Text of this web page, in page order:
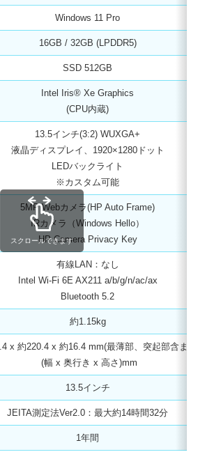
Windows 11 Pro
16GB / 32GB (LPDDR5)
SSD 512GB
Intel Iris® Xe Graphics
(CPU内蔵)
13.5インチ(3:2) WUXGA+
液晶ディスプレイ、1920×1280ドット
LEDバックライト
※カスタム可能
5MP Webカメラ(HP Auto Frame)
IRカメラ（Windows Hello）
HP Camera Privacy Key
有線LAN：なし
Intel Wi-Fi 6E AX211 a/b/g/n/ac/ax
Bluetooth 5.2
約1.15kg
x 約220.4 x 約16.4 mm(最薄部、突起部含ま
(幅 x 奥行き x 高さ)mm
13.5インチ
JEITA測定法Ver2.0：最大約14時間32分
1年間
スクロールできます